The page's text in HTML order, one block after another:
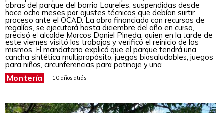
obras del parque del barrio Laureles, suspendidas desde
hace ocho meses por ajustes técnicos que debían surtir
proceso ante el OCAD. La obra financiada con recursos de
regalías, se ejecutará hasta diciembre del año en curso,
precisó el alcalde Marcos Daniel Pineda, quien en la tarde de
este viernes visitó los trabajos y verificó el reinicio de los
mismos. El mandatario explicó que el parque tendrá una
cancha sintética multipropósito, juegos biosaludables, juegos
para niños, circunferencias para patinaje y una
Montería 10 años atrás